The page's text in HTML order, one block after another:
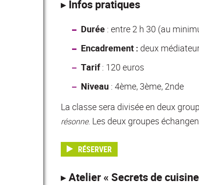
▸ Infos pratiques
Durée: entre 2 h 30 (au
Encadrement : deux
Tarif: 120 euros
Niveau: 4ème, 3ème, 2nde
La classe sera divisée en deux
résonne. Les deux groupes
RÉSERVER
▸ Atelier « Secrets de